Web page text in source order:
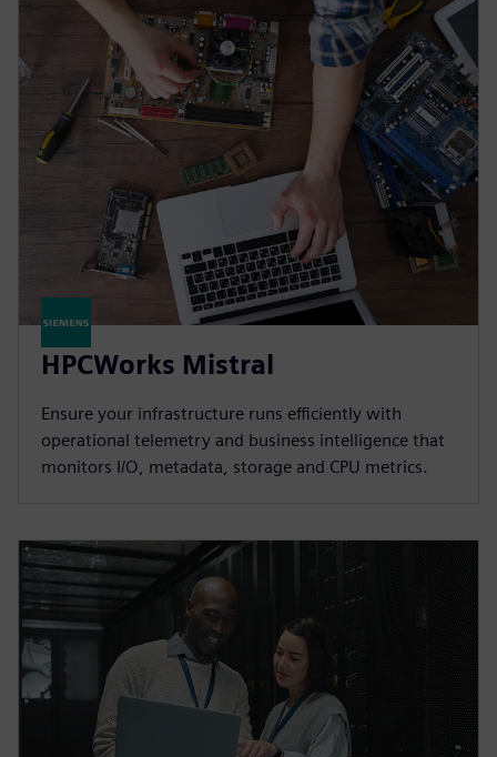
HPCWorks Mistral
Ensure your infrastructure runs efficiently with
operational telemetry and business intelligence that
monitors I/O, metadata, storage and CPU metrics.